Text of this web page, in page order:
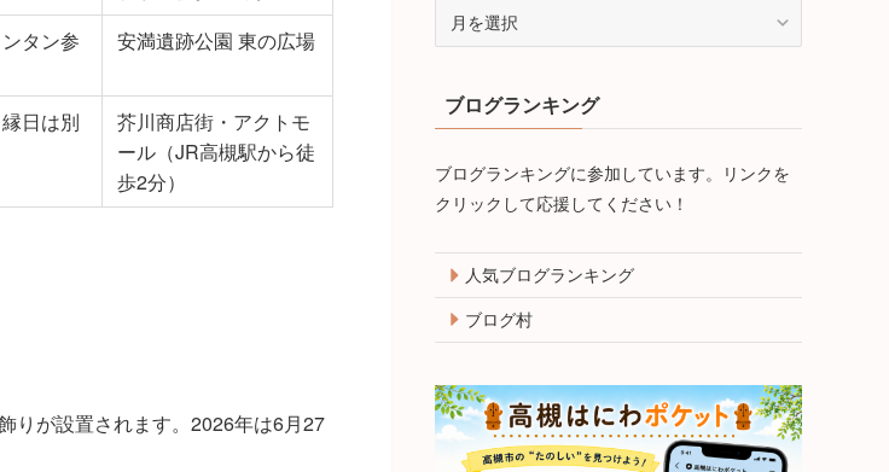
タン参
安満遺跡公園 東の広場
日は別
芥川商店街・アクトモ
ール（JR高槻駅から徒
歩2分）
りが設置されます。2026年は6月27
ブブログランキング
ブログランキングに参加しています。リンクを
クリックして応援してください！
人気ブログランキング
ブログ村